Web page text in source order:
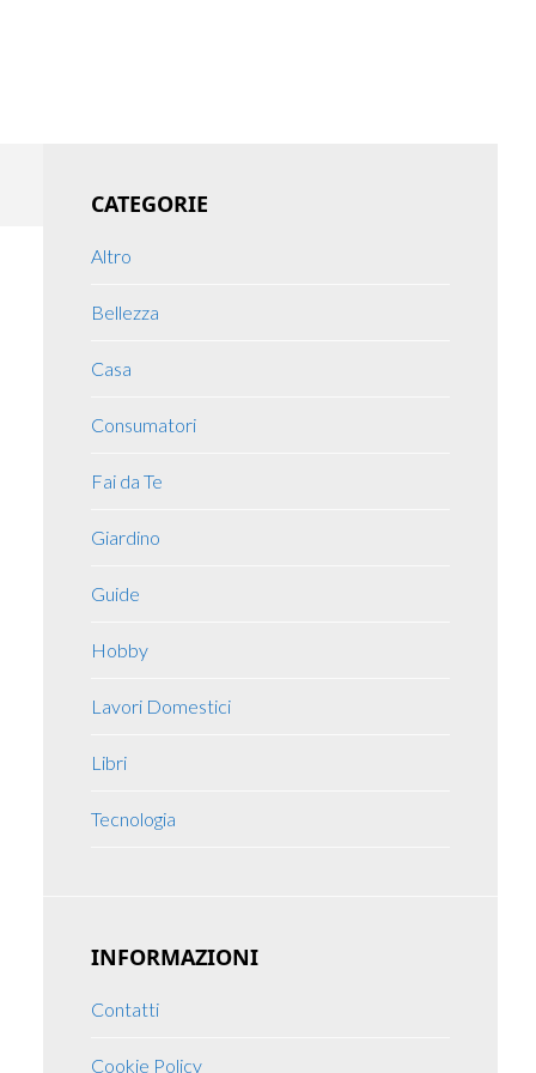
Sidebar
CATEGORIE
Altro
Bellezza
Casa
Consumatori
Fai da Te
Giardino
Guide
Hobby
Lavori Domestici
Libri
Tecnologia
INFORMAZIONI
Contatti
Cookie Policy